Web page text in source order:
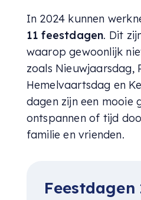
In 2024 kunnen
11 feestdagen. Dit
waarop gewoonlijk
zoals Nieuwjaarsdag,
Hemelvaartsdag en
dagen zijn een mooie
ontspannen of tijd
familie en vrienden.
Feestdagen